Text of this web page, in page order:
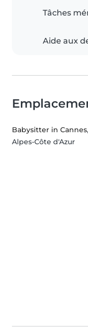
Tâches
Aide aux
Babysitter in Cannes
Alpes-Côte d'Azur